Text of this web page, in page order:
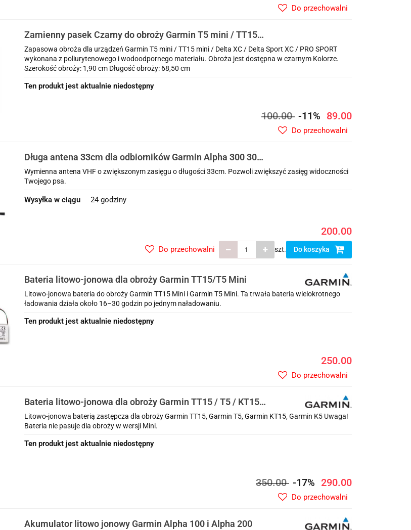
Do przechowalni
Zamienny pasek Czarny do obroży Garmin T5 mini / TT15
mini / Delta XC / Delta Sport XC / PRO SPORT
Zapasowa obroża dla urządzeń Garmin T5 mini / TT15 mini / Delta XC / Delta Sport XC / PRO SPORT
wykonana z poliurytenowego i wodoodpornego materiału. Obroża jest dostępna w czarnym Kolorze.
Szerokość obroży: 1,90 cm Długość obroży: 68,50 cm
Ten produkt jest aktualnie niedostępny
100.00 -11% 89.00
Do przechowalni
Długa antena 33cm dla odbiorników Garmin Alpha 300 300i
200 200i 10 100 50
Wymienna antena VHF o zwiększonym zasięgu o długości 33cm. Pozwoli zwiększyć zasięg widoczności
Twojego psa.
Wysyłka w ciągu 24 godziny
200.00
szt. Do koszyka
Do przechowalni
Bateria litowo-jonowa dla obroży Garmin TT15/T5 Mini
Litowo-jonowa bateria do obroży Garmin TT15 Mini i Garmin T5 Mini. Ta trwała bateria wielokrotnego
ładowania działa około 16–30 godzin po jednym naładowaniu.
Ten produkt jest aktualnie niedostępny
250.00
Do przechowalni
Bateria litowo-jonowa dla obroży Garmin TT15 / T5 / KT15 /
K5
Litowo-jonowa baterią zastępcza dla obroży Garmin TT15, Garmin T5, Garmin KT15, Garmin K5 Uwaga!
Bateria nie pasuje dla obroży w wersji Mini.
Ten produkt jest aktualnie niedostępny
350.00 -17% 290.00
Do przechowalni
Akumulator litowo jonowy Garmin Alpha 100 i Alpha 200